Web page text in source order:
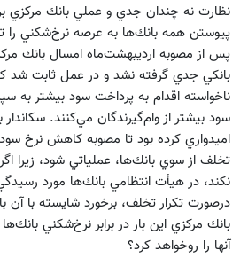
نظارت نه چندان جدي و عملي بانك مركزي
پيوستن همه بانك‌ها به عرصه نرخ‌شكني
پس از مصوبه ارديبهشت‌ماه امسال بانك
بانكي جدي گرفته نشد و در عمل ثابت شد
ناخواسته اقدام به پرداخت سود بيشتر به
سود بيشتر از وام‌گيرندگان مي‌كنند. سكاندار
اميدواري كرده بود تا مصوبه كاهش نرخ
تخلف از سوي بانك‌ها، عملياتي شود، زيرا
نكند، در هيأت انتظامي بانك‌ها مورد
درصورت تكرار تخلف، برخورد شايسته با آن
بانك مركزي اين بار در برابر نرخ‌شكني
آنها را روخواهد كرد؟